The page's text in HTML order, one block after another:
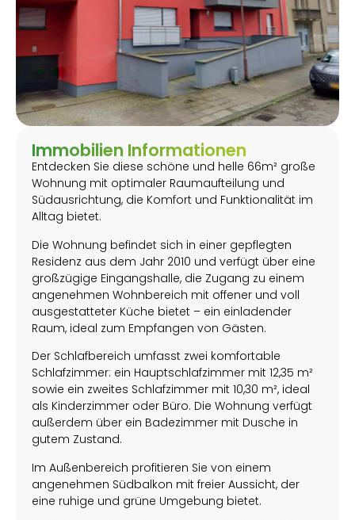
Immobilien Informationen
Entdecken Sie diese schöne und helle 66m² große
Wohnung mit optimaler Raumaufteilung und
Südausrichtung, die Komfort und Funktionalität im
Alltag bietet.
Die Wohnung befindet sich in einer gepflegten
Residenz aus dem Jahr 2010 und verfügt über eine
großzügige Eingangshalle, die Zugang zu einem
angenehmen Wohnbereich mit offener und voll
ausgestatteter Küche bietet – ein einladender
Raum, ideal zum Empfangen von Gästen.
Der Schlafbereich umfasst zwei komfortable
Schlafzimmer: ein Hauptschlafzimmer mit 12,35 m²
sowie ein zweites Schlafzimmer mit 10,30 m², ideal
als Kinderzimmer oder Büro. Die Wohnung verfügt
außerdem über ein Badezimmer mit Dusche in
gutem Zustand.
Im Außenbereich profitieren Sie von einem
angenehmen Südbalkon mit freier Aussicht, der
eine ruhige und grüne Umgebung bietet.